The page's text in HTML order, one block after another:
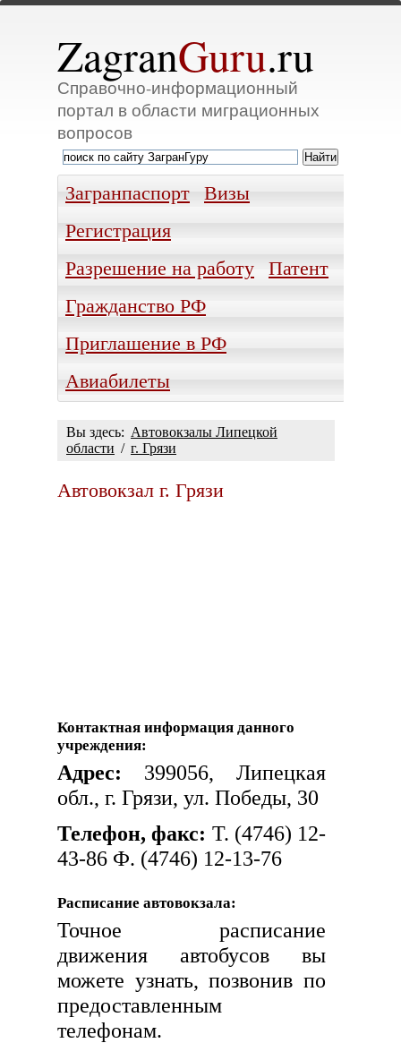
ZagranGuru.ru
Справочно-информационный
портал в области миграционных
вопросов
Загранпаспорт
Визы
Регистрация
Разрешение на работу
Патент
Гражданство РФ
Приглашение в РФ
Авиабилеты
Вы здесь: Автовокзалы Липецкой
области / г. Грязи
Автовокзал г. Грязи
Контактная информация данного
учреждения:
Адрес: 399056, Липецкая
обл., г. Грязи, ул. Победы, 30
Телефон, факс: Т. (4746) 12-
43-86 Ф. (4746) 12-13-76
Расписание автовокзала:
Точное расписание
движения автобусов вы
можете узнать, позвонив по
предоставленным
телефонам.